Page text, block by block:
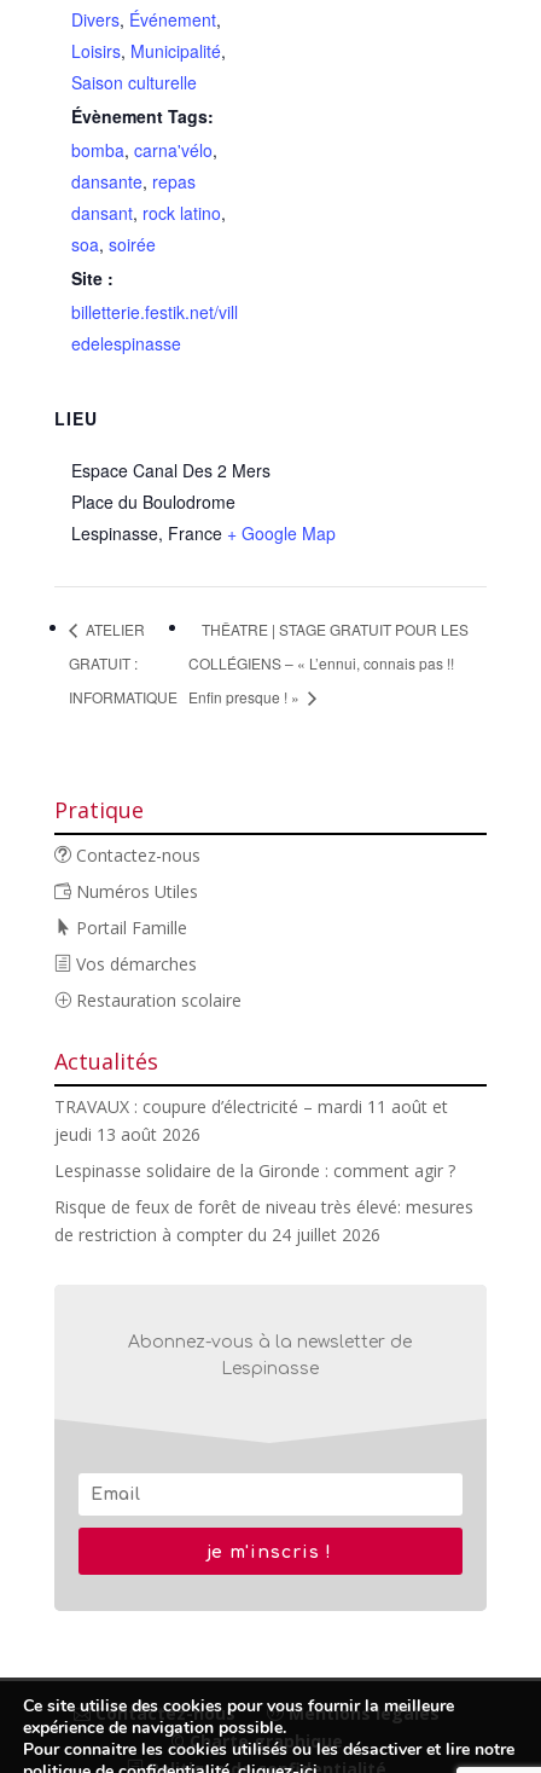
Divers, Événement,
Loisirs, Municipalité,
Saison culturelle
Évènement Tags:
bomba, carna'vélo,
dansante, repas
dansant, rock latino,
soa, soirée
Site :
billetterie.festik.net/vill
edelespinasse
LIEU
Espace Canal Des 2 Mers
Place du Boulodrome
Lespinasse, France + Google Map
ATELIER
GRATUIT :
INFORMATIQUE
THÊATRE | STAGE GRATUIT POUR LES
COLLÉGIENS – « L’ennui, connais pas !!
Enfin presque ! »
Pratique
Contactez-nous
Numéros Utiles
Portail Famille
Vos démarches
Restauration scolaire
Actualités
TRAVAUX : coupure d’électricité – mardi 11 août et
jeudi 13 août 2026
Lespinasse solidaire de la Gironde : comment agir ?
Risque de feux de forêt de niveau très élevé: mesures
de restriction à compter du 24 juillet 2026
Abonnez-vous à la newsletter de
Lespinasse
je m'inscris !
Contactez-nous
Mentions légales
© Charte graphique
Ce site utilise des cookies pour vous fournir la meilleure
expérience de navigation possible.
Pour connaitre les cookies utilisés ou les désactiver et lire notre